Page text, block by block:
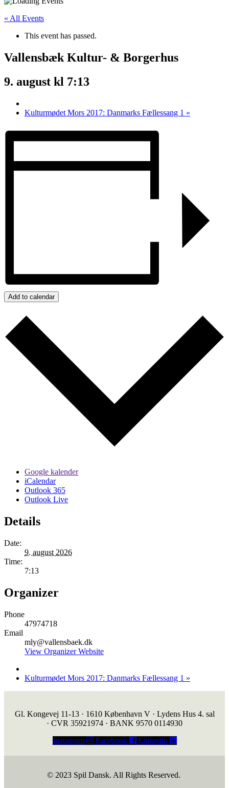
« All Events
This event has passed.
Vallensbæk Kultur- & Borgerhus
9. august kl 7:13
Kulturmødet Mors 2017: Danmarks Fællessang 1 »
Add to calendar
Google kalender
iCalendar
Outlook 365
Outlook Live
Details
Date:
9. august 2026
Time:
7:13
Organizer
Phone
47974718
Email
mly@vallensbaek.dk
View Organizer Website
Kulturmødet Mors 2017: Danmarks Fællessang 1 »
Gl. Kongevej 11-13 · 1610 København V · Lydens Hus 4. sal
· CVR 35921974 · BANK 9570 0114930
Instagram
Facebook Linkedin
© 2023 Spil Dansk. All Rights Reserved.